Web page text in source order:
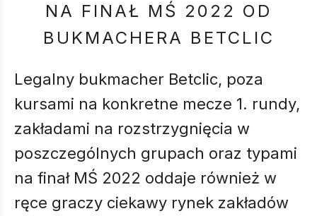
NA FINAŁ MŚ 2022 OD
BUKMACHERA BETCLIC
Legalny bukmacher Betclic, poza
kursami na konkretne mecze 1. rundy,
zakładami na rozstrzygnięcia w
poszczególnych grupach oraz typami
na finał MŚ 2022 oddaje również w
ręce graczy ciekawy rynek zakładów